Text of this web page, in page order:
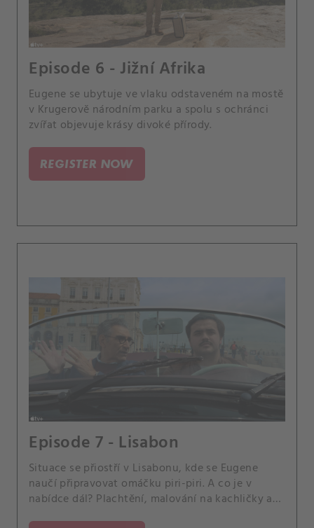
Episode 6 - Jižní Afrika
Eugene se ubytuje ve vlaku odstaveném na mostě
v Krugerově národním parku a spolu s ochránci
zvířat objevuje krásy divoké přírody.
REGISTER NOW
Episode 7 - Lisabon
Situace se přiostří v Lisabonu, kde se Eugene
naučí připravovat omáčku piri-piri. A co je v
nabídce dál? Plachtění, malování na kachličky a